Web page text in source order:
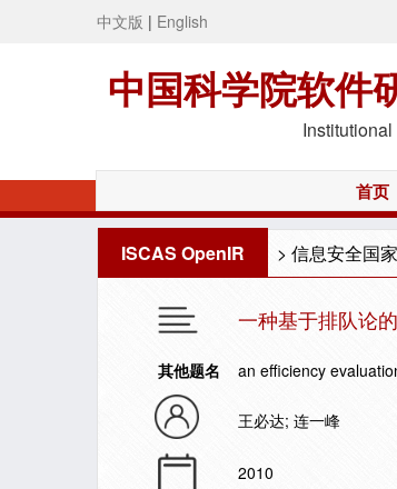
中文版 | English
中国科学院软件
首页
ISCAS OpenIR > 信息安全国
一种基于排队论
其他题名 an efficiency
王必达; 连一峰
2010